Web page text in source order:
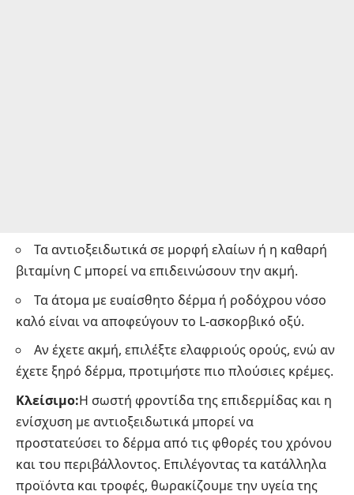
Τα αντιοξειδωτικά σε μορφή ελαίων ή η καθαρή
βιταμίνη C μπορεί να επιδεινώσουν την ακμή.
Τα άτομα με ευαίσθητο δέρμα ή ροδόχρου νόσο
καλό είναι να αποφεύγουν το L-ασκορβικό οξύ.
Αν έχετε ακμή, επιλέξτε ελαφριούς ορούς, ενώ αν
έχετε ξηρό δέρμα, προτιμήστε πιο πλούσιες κρέμες.
Κλείσιμο:Η σωστή φροντίδα της επιδερμίδας και η
ενίσχυση με αντιοξειδωτικά μπορεί να
προστατεύσει το δέρμα από τις φθορές του χρόνου
και του περιβάλλοντος. Επιλέγοντας τα κατάλληλα
προϊόντα και τροφές, θωρακίζουμε την υγεία της